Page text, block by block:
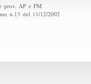
prov. AP e FM
n.13 del 11/12/2002